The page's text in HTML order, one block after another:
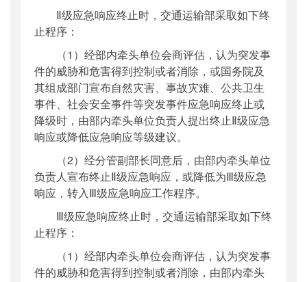
Ⅱ级应急响应终止时，交通运输部采取如下终
止程序：
（1）经部内牵头单位会商评估，认为突发事
件的威胁和危害得到控制或者消除，或国务院及
其组成部门宣布自然灾害、事故灾难、公共卫生
事件、社会安全事件等突发事件应急响应终止或
降级时，由部内牵头单位负责人提出终止Ⅱ级应急
响应或降低应急响应等级建议。
（2）经分管副部长同意后，由部内牵头单位
负责人宣布终止Ⅱ级应急响应，或降低为Ⅲ级应急
响应，转入Ⅲ级应急响应工作程序。
Ⅲ级应急响应终止时，交通运输部采取如下终
止程序：
（1）经部内牵头单位会商评估，认为突发事
件的威胁和危害得到控制或者消除，由部内牵头